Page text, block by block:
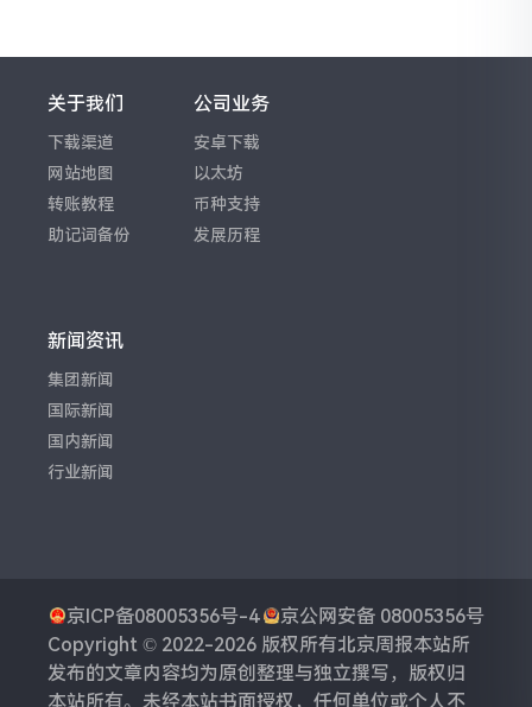
关于我们
下载渠道
网站地图
转账教程
助记词备份
公司业务
安卓下载
以太坊
币种支持
发展历程
新闻资讯
集团新闻
国际新闻
国内新闻
行业新闻
京ICP备08005356号-4
京公网安备 08005356号
Copyright © 2022-2026 版权所有北京周报本站所
发布的文章内容均为原创整理与独立撰写，版权归
本站所有。未经本站书面授权，任何单位或个人不